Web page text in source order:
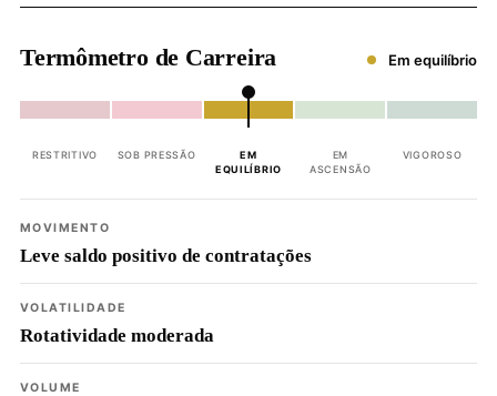
Termômetro de Carreira Em equilíbrio
RESTRITIVO SOB PRESSÃO
EM
EQUILÍBRIO
EM
ASCENSÃO
VIGOROSO
MOVIMENTO
Leve saldo positivo de contratações
VOLATILIDADE
Rotatividade moderada
VOLUME